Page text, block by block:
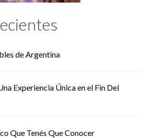
de Argentina
Experiencia Única en el Fin Del
Que Tenés Que Conocer